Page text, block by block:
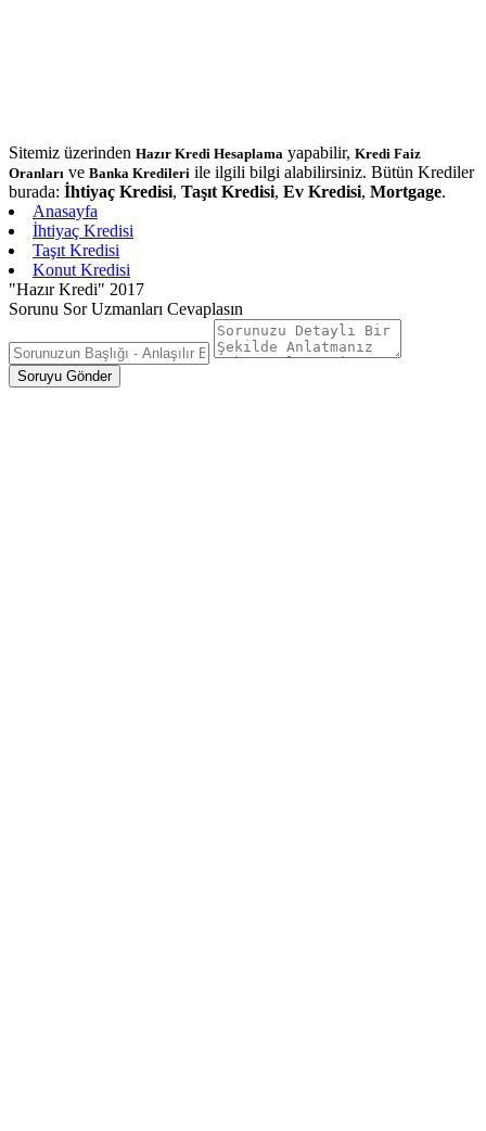
Sitemiz üzerinden Hazır Kredi Hesaplama yapabilir, Kredi Faiz
Oranları ve Banka Kredileri ile ilgili bilgi alabilirsiniz. Bütün Krediler
burada: İhtiyaç Kredisi, Taşıt Kredisi, Ev Kredisi, Mortgage.
Anasayfa
İhtiyaç Kredisi
Taşıt Kredisi
Konut Kredisi
"Hazır Kredi" 2017
Sorunu Sor Uzmanları Cevaplasın